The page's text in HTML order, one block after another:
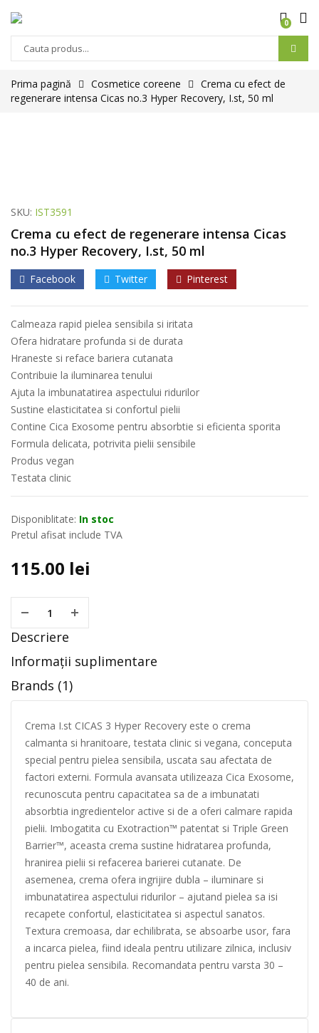
0
Prima pagină Cosmetice coreene
Crema cu efect de
regenerare intensa Cicas no.3 Hyper Recovery, I.st, 50 ml
SKU: IST3591
Crema cu efect de regenerare intensa Cicas
no.3 Hyper Recovery, I.st, 50 ml
Facebook Twitter Pinterest
Calmeaza rapid pielea sensibila si iritata
Ofera hidratare profunda si de durata
Hraneste si reface bariera cutanata
Contribuie la iluminarea tenului
Ajuta la imbunatatirea aspectului ridurilor
Sustine elasticitatea si confortul pielii
Contine Cica Exosome pentru absorbtie si eficienta sporita
Formula delicata, potrivita pielii sensibile
Produs vegan
Testata clinic
Disponiblitate: In stoc
Pretul afisat include TVA
115.00 lei
Descriere
Informații suplimentare
Brands (1)
Crema I.st CICAS 3 Hyper Recovery este o crema
calmanta si hranitoare, testata clinic si vegana, conceputa
special pentru pielea sensibila, uscata sau afectata de
factori externi. Formula avansata utilizeaza Cica Exosome,
recunoscuta pentru capacitatea sa de a imbunatati
absorbtia ingredientelor active si de a oferi calmare rapida
pielii. Imbogatita cu Exotraction™ patentat si Triple Green
Barrier™, aceasta crema sustine hidratarea profunda,
hranirea pielii si refacerea barierei cutanate. De
asemenea, crema ofera ingrijire dubla – iluminare si
imbunatatirea aspectului ridurilor – ajutand pielea sa isi
recapete confortul, elasticitatea si aspectul sanatos.
Textura cremoasa, dar echilibrata, se absoarbe usor, fara
a incarca pielea, fiind ideala pentru utilizare zilnica, inclusiv
pentru pielea sensibila. Recomandata pentru varsta 30 –
40 de ani.